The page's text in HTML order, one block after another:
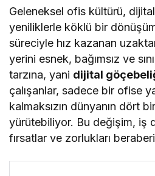
Geleneksel ofis kültürü,
yeniliklerle köklü bir
süreciyle hız kazanan
yerini esnek, bağımsız ve
tarzına, yani dijital
çalışanlar, sadece bir ofise
kalmaksızın dünyanın dört
yürütebiliyor. Bu değişim, iş
fırsatlar ve zorlukları